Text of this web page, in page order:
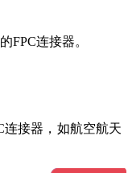
FPC连接器。
连接器，如航空航天